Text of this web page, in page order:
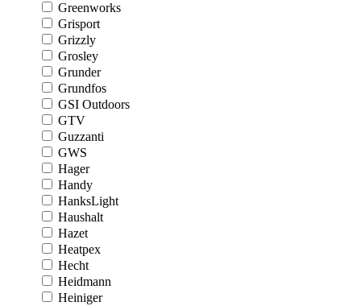
Greenworks
Grisport
Grizzly
Grosley
Grunder
Grundfos
GSI Outdoors
GTV
Guzzanti
GWS
Hager
Handy
HanksLight
Haushalt
Hazet
Heatpex
Hecht
Heidmann
Heiniger